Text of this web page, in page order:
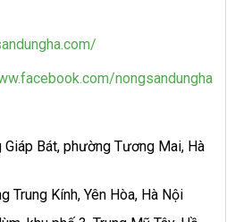
nongsandungha
Bát, phường Tương Mai, Hà
Trung Kính, Yên Hòa, Hà Nội